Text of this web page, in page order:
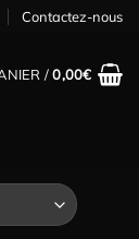
Contactez-nous
/0,00€